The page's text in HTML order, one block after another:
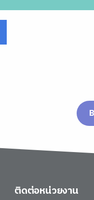
ติดต่อหน่วยงาน